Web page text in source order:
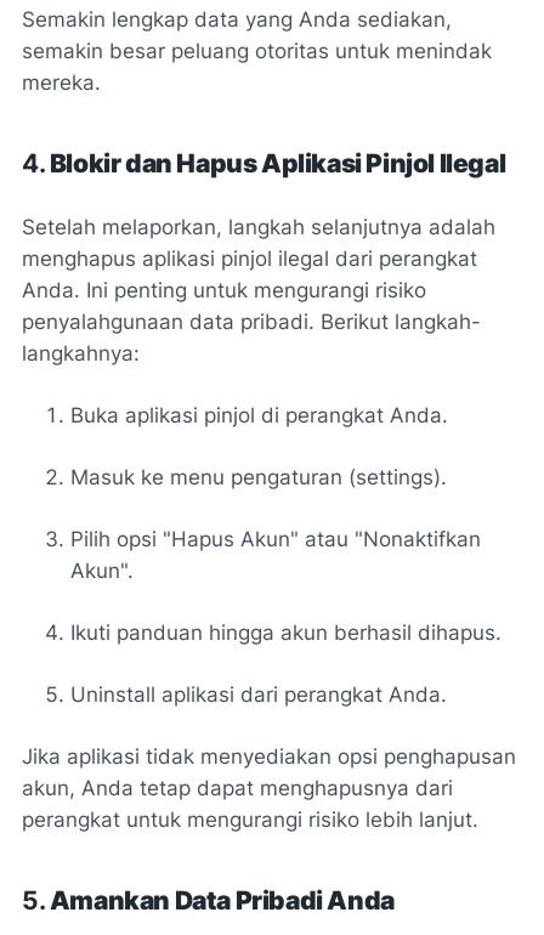
Semakin lengkap data yang Anda sediakan,
semakin besar peluang otoritas untuk menindak
mereka.
4. Blokir dan Hapus Aplikasi Pinjol Ilegal
Setelah melaporkan, langkah selanjutnya adalah
menghapus aplikasi pinjol ilegal dari perangkat
Anda. Ini penting untuk mengurangi risiko
penyalahgunaan data pribadi. Berikut langkah-
langkahnya:
Buka aplikasi pinjol di perangkat Anda.
Masuk ke menu pengaturan (settings).
Pilih opsi "Hapus Akun" atau "Nonaktifkan
Akun".
Ikuti panduan hingga akun berhasil dihapus.
Uninstall aplikasi dari perangkat Anda.
Jika aplikasi tidak menyediakan opsi penghapusan
akun, Anda tetap dapat menghapusnya dari
perangkat untuk mengurangi risiko lebih lanjut.
5.Amankan Data Pribadi Anda